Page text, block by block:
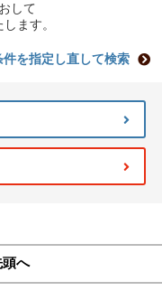
して
ます。
件を指定し直して検索
へ